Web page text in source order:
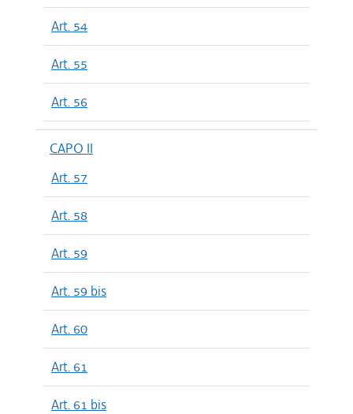
Art. 54
Art. 55
Art. 56
CAPO II
Art. 57
Art. 58
Art. 59
Art. 59 bis
Art. 60
Art. 61
Art. 61 bis